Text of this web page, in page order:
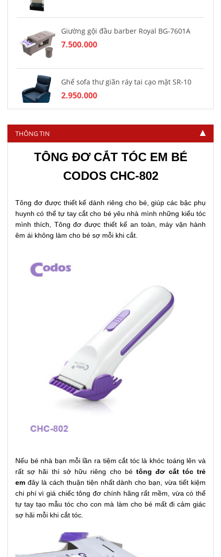
Giường gội đầu barber Royal BG-7601A
7.500.000
Ghế sofa thư giãn ráy tai cạo mặt SR-10
2.950.000
THÔNG TIN
TÔNG ĐƠ CẮT TÓC EM BÉ
CODOS CHC-802
Tông đơ được thiết kế dành riêng cho bé, giúp các bậc phụ
huynh có thể tự tay cắt cho bé yêu nhà mình những kiểu tóc
mình thích, Tông đơ được thiết kế an toàn, máy vận hành
êm ái không làm cho bé sợ mỗi khi cắt.
Nếu bé nhà bạn mỗi lần ra tiệm cắt tóc là khóc toáng lên và
rất sợ hãi thì sở hữu riêng cho bétông đơ cắt tóc trẻ
em đây là cách thuận tiện nhất dành cho bạn, vừa tiết kiệm
chi phí vì giá chiếc tông đơ chính hãng rất mềm, vừa có thể
tự tay tạo mẫu tóc cho con mà làm cho bé mất đi cảm giác
sợ hãi mỗi khi cắt tóc.